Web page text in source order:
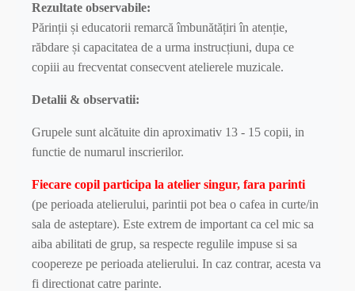
Rezultate observabile:
Părinții și educatorii remarcă îmbunătățiri în atenție,
răbdare și capacitatea de a urma instrucțiuni, dupa ce
copiii au frecventat consecvent atelierele muzicale.
Detalii & observatii:
Grupele sunt alcătuite din aproximativ 13 - 15 copii, in
functie de numarul inscrierilor.
Fiecare copil participa la atelier singur, fara parinti
(pe perioada atelierului, parintii pot bea o cafea in curte/in
sala de asteptare). Este extrem de important ca cel mic sa
aiba abilitati de grup, sa respecte regulile impuse si sa
coopereze pe perioada atelierului. In caz contrar, acesta va
fi directionat catre parinte.